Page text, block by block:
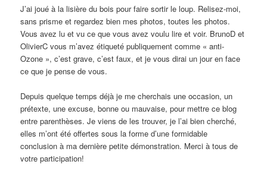
J’ai joué à la lisière du bois pour faire sortir le loup. Relisez-moi,
sans prisme et regardez bien mes photos, toutes les photos.
Vous avez lu et vu ce que vous avez voulu lire et voir. BrunoD et
OlivierC vous m’avez étiqueté publiquement comme « anti-
Ozone », c’est grave, c’est faux, et je vous dirai un jour en face
ce que je pense de vous.
Depuis quelque temps déjà je me cherchais une occasion, un
prétexte, une excuse, bonne ou mauvaise, pour mettre ce blog
entre parenthèses. Je viens de les trouver, je l’ai bien cherché,
elles m’ont été offertes sous la forme d’une formidable
conclusion à ma dernière petite démonstration. Merci à tous de
votre participation!